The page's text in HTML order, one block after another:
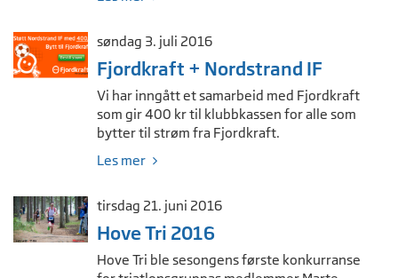
søndag 3. juli 2016
Fjordkraft + Nordstrand IF
Vi har inngått et samarbeid med Fjordkraft
som gir 400 kr til klubbkassen for alle som
bytter til strøm fra Fjordkraft.
Les mer
tirsdag 21. juni 2016
Hove Tri 2016
Hove Tri ble sesongens første konkurranse